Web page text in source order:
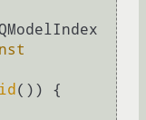
()) {